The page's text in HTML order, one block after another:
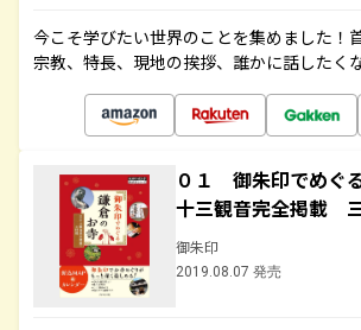
今こそ学びたい世界のことを集めました！
宗教、特長、現地の挨拶、誰かに話したく
０１ 御朱印でめぐ
十三観音完全掲載
御朱印
2019.08.07 発売